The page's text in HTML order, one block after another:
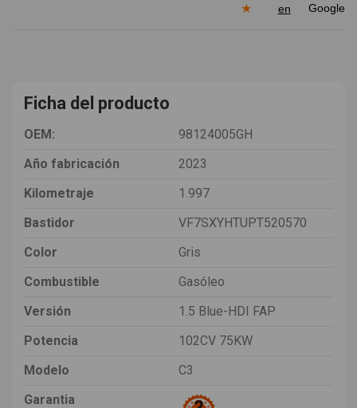
★
en
Ficha del producto
OEM:
98124005GH
Año fabricación
2023
Kilometraje
1.997
Bastidor
VF7SXYHTUPT520570
Color
Gris
Combustible
Gasóleo
Versión
1.5 Blue-HDI FAP
Potencia
102CV 75KW
Modelo
C3
Garantia